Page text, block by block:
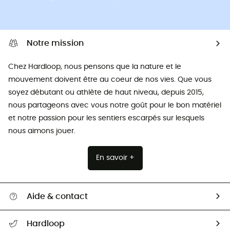
Notre mission
Chez Hardloop, nous pensons que la nature et le
mouvement doivent être au coeur de nos vies. Que vous
soyez débutant ou athlète de haut niveau, depuis 2015,
nous partageons avec vous notre goût pour le bon matériel
et notre passion pour les sentiers escarpés sur lesquels
nous aimons jouer.
En savoir +
Aide & contact
Retour & remboursement
Hardloop